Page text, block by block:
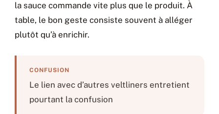
la sauce commande vite plus que le produit. À
table, le bon geste consiste souvent à alléger
plutôt qu’à enrichir.
CONFUSION
Le lien avec d’autres veltliners entretient
pourtant la confusion